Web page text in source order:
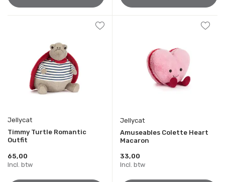
Jellycat
Timmy Turtle Romantic
Outfit
65,00
Incl. btw
Jellycat
Amuseables Colette Heart
Macaron
33,00
Incl. btw